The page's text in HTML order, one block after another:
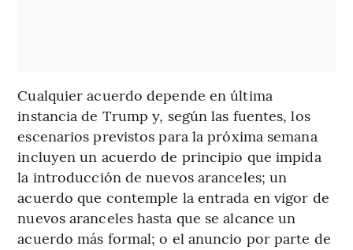
Cualquier acuerdo depende en última
instancia de Trump y, según las fuentes, los
escenarios previstos para la próxima semana
incluyen un acuerdo de principio que impida
la introducción de nuevos aranceles; un
acuerdo que contemple la entrada en vigor de
nuevos aranceles hasta que se alcance un
acuerdo más formal; o el anuncio por parte de